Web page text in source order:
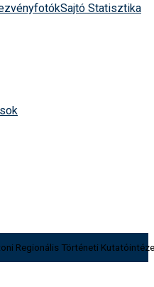
Sajtó Statisztika
Regionális Történeti